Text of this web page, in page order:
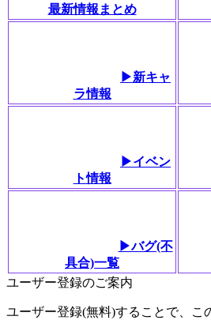
最新情報まとめ
▶新キャ
ラ情報
▶イベン
ト情報
▶バグ(不
具合)一覧
ユーザー登録のご案内
ユーザー登録(無料)することで、こ